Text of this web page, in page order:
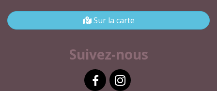
Sur la carte
Suivez-nous